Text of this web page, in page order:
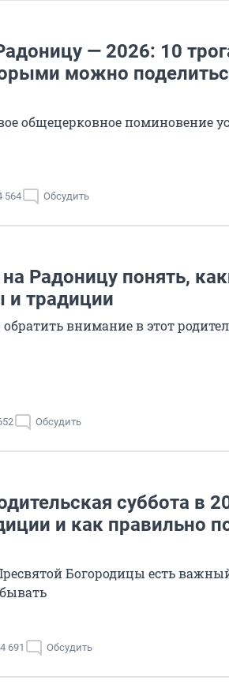
— 2026: 10
можно
общецерковное поминовение
564 Обсудить
Радоницу понять,
и традиции
внимание в этот
Обсудить
суббота в
и как правильно
Богородицы есть
4 691 Обсудить